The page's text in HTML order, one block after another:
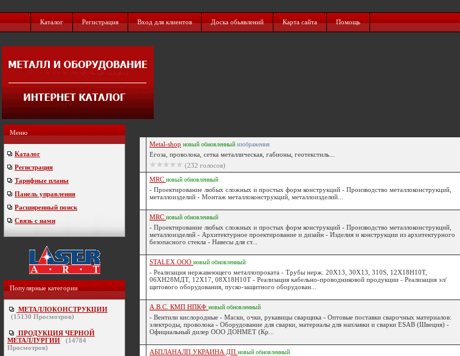
Каталог Регистрация Вход для клиентов Доска обьявлений Карта сайта Помощь
Меню
Каталог
Регистрация
Тарифные планы
Панель управления
Расширенный поиск
Связь с нами
Популярные категории
МЕТАЛЛОКОНСТРУКЦИИ
(15130 Просмотров)
ПРОДУКЦИЯ ЧЕРНОЙ
МЕТАЛЛУРГИИ
(14784
Просмотров)
Metal-shop новый обновленный изображения
Егоза, проволока, сетка металлическая, габионы, геотекстиль...
(232 голосов)
MRC новый обновленный
- Проектирование любых сложных и простых форм конструкций - Производство металлоконструкций,
металлоизделий - Монтаж металлоконструкций, металлоизделий...
MRC новый обновленный
- Проектирование любых сложных и простых форм конструкций - Производство металлоконструкций,
металлоизделий - Архитектурное проектирование и дизайн - Изделия и конструкции из архитектурного
безопасного стекла - Навесы для ст...
STALEX ООО новый обновленный
- Реализация нержавеющего металлопроката - Трубы нерж. 20Х13, 30Х13, 310S, 12Х18Н10Т,
06ХН28МДТ, 12Х17, 08Х18Н10Т - Реализация кабельно-проводниковой продукции - Реализация эл/
щитового оборудования, пуско-защитного оборудован...
А.В.С. КМП НПКФ новый обновленный
- Вентили кислородные - Маски, очки, рукавицы сварщика - Оптовые поставки сварочных материалов:
электроды, проволока - Оборудование для сварки, материалы для наплавки и сварки ESAB (Швеция) -
Официальный дилер ООО ДОНМЕТ (Кр...
АБПЛАНАЛП УКРАИНА ДП новый обновленный